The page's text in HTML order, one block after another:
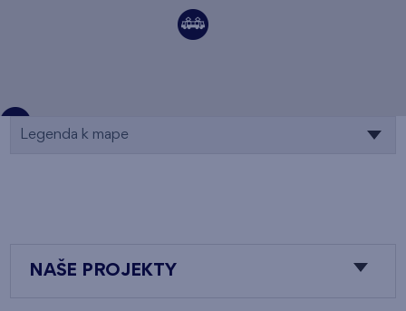
Legenda k mape
NAŠE PROJEKTY